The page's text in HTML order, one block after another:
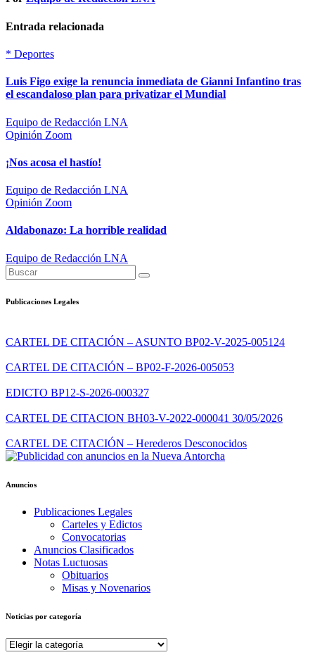
Entrada relacionada
* Deportes
Luis Figo exige la renuncia inmediata de Gianni Infantino tras
el escandaloso plan para privatizar el Mundial
Equipo de Redacción LNA
Opinión Zoom
​¡Nos acosa el hastío!
Equipo de Redacción LNA
Opinión Zoom
Aldabonazo: La horrible realidad
Equipo de Redacción LNA
Publicaciones Legales
CARTEL DE CITACIÓN – ASUNTO BP02-V-2025-005124
CARTEL DE CITACIÓN – BP02-F-2026-005053
EDICTO BP12-S-2026-000327
CARTEL DE CITACION BH03-V-2022-000041 30/05/2026
CARTEL DE CITACIÓN – Herederos Desconocidos
Anuncios
Publicaciones Legales
Carteles y Edictos
Convocatorias
Anuncios Clasificados
Notas Luctuosas
Obituarios
Misas y Novenarios
Noticias por categoría
Noticias